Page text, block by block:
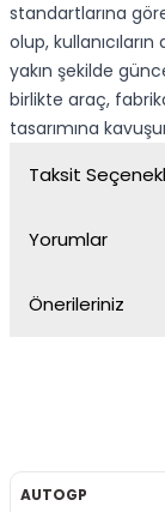
standartlarına
olup,
yakın şekilde
birlikte araç,
tasarımına
Taksit
Yorumlar
Önerileriniz
AUTOGP